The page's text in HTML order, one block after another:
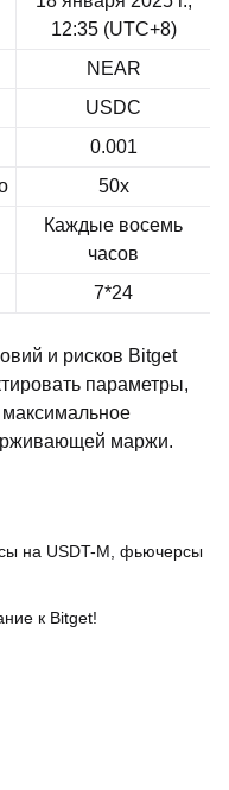
12:35 (UTC+8)
NEAR
USDC
0.001
50x
Каждые восемь
часов
7*24
и рисков Bitget
параметры,
маржи.
на USDT-М, фьючерсы
к Bitget!